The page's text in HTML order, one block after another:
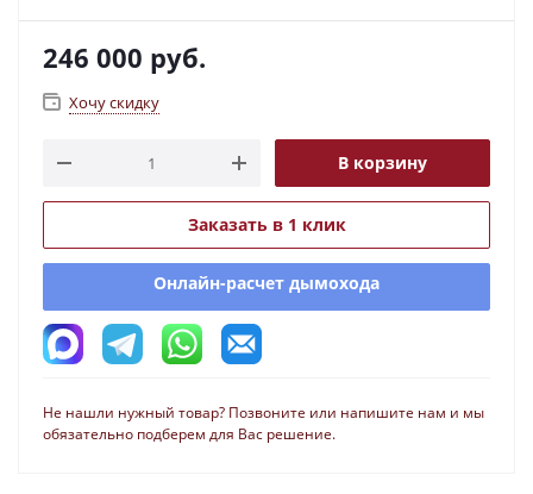
246 000 руб.
Хочу скидку
В корзину
Заказать в 1 клик
Онлайн-расчет дымохода
Не нашли нужный товар? Позвоните или напишите нам и мы
обязательно подберем для Вас решение.